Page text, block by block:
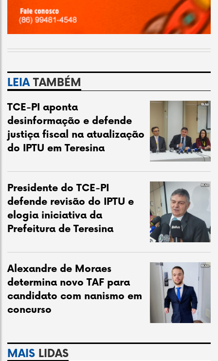
LEIATAMBÉM
TCE-PI aponta
desinformação e defende
justiça fiscal na atualização
do IPTU em Teresina
Presidente do TCE-PI
defende revisão do IPTU e
elogia iniciativa da
Prefeitura de Teresina
Alexandre de Moraes
determina novo TAF para
candidato com nanismo em
concurso
MAIS LIDAS